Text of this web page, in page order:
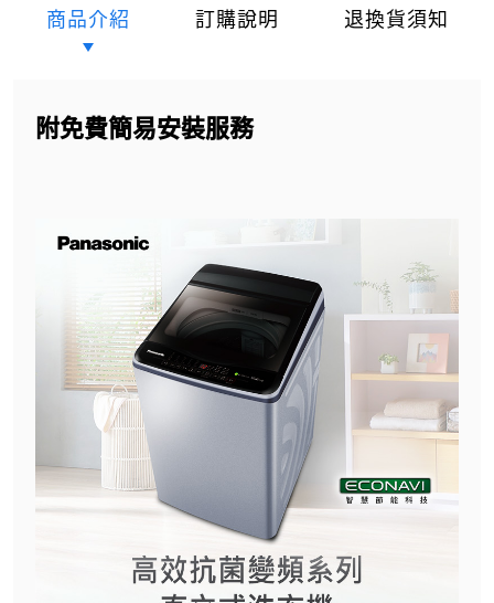
商品介紹 訂購說明 退換貨須知
附免費簡易安裝服務